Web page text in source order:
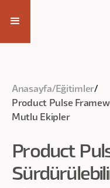
Anasayfa/ Eğitimler/
Product Pulse
Mutlu Ekipler
Product